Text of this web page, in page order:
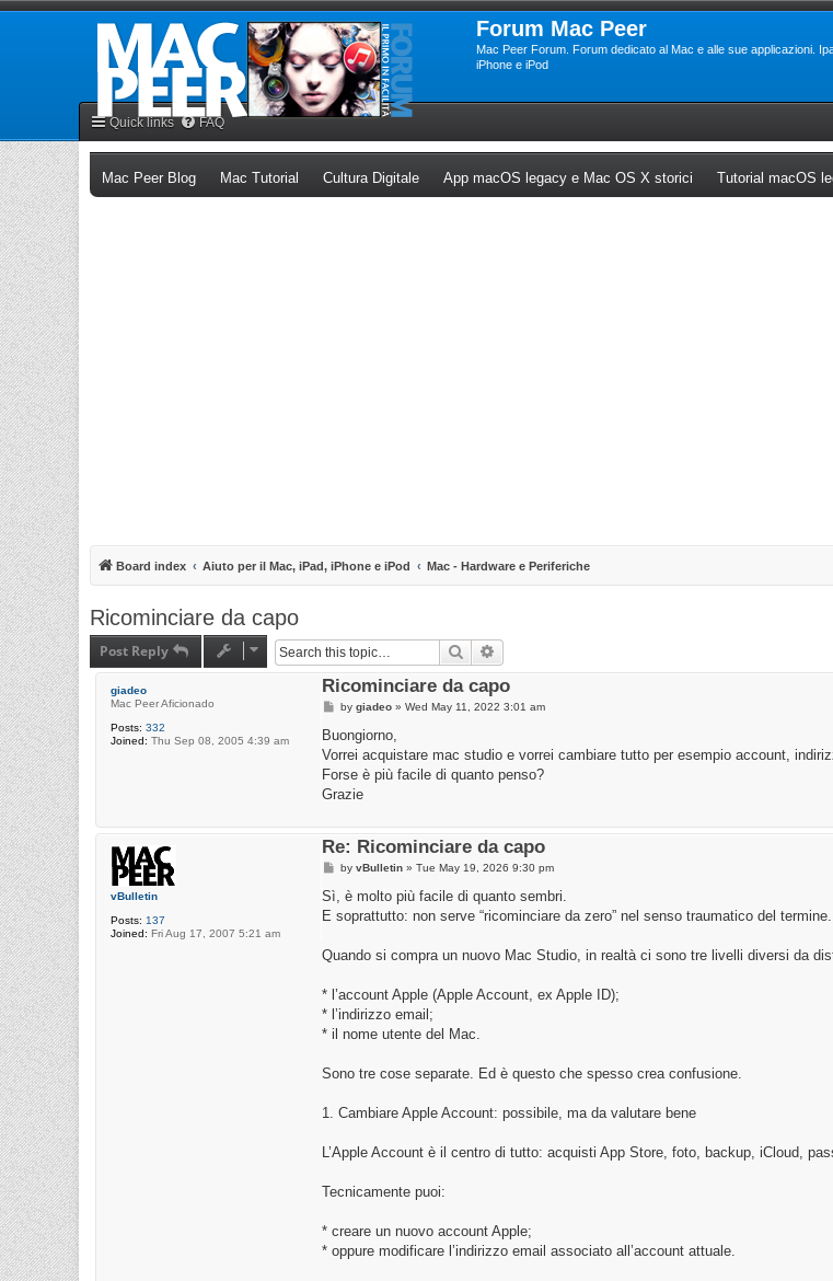
Forum Mac Peer
Mac Peer Forum. Forum dedicato al Mac e alle sue applicazioni.
iPhone e iPod
Quick links FAQ
Mac Peer Blog(Opens a new tab)
Mac Tutorial (Opens a new tab)
Cultura Digitale(Opens a new tab)
App macOS legacy e Mac OS X storici (Opens a new tab)
Tutorial macOS
Board index Aiuto per il Mac, iPad, iPhone e iPod Mac - Hardware e Periferiche
Ricominciare da capo
Post Reply Search
giadeo
Mac Peer Aficionado
Posts: 332
Joined: Thu Sep 08, 2005 4:39 am
Ricominciare da capo
P
s
by giadeo» Wed May 11, 2022 3:01 am
Buongiorno,
Vorrei acquistare mac studio e vorrei cambiare tutto per esempio account,
Forse è più facile di quanto penso?
Grazie
vBulletin
Posts: 137
Joined: Fri Aug 17, 2007 5:21 am
Re: Ricominciare da capo
P
t
by vBulletin» Tue May 19, 2026 9:30 pm
Sì, è molto più facile di quanto sembri.
E soprattutto: non serve “ricominciare da zero” nel senso traumatico del
Quando si compra un nuovo Mac Studio, in realtà ci sono tre livelli diversi da
* l’account Apple (Apple Account, ex Apple ID);
* l’indirizzo email;
* il nome utente del Mac.
Sono tre cose separate. Ed è questo che spesso crea confusione.
1. Cambiare Apple Account: possibile, ma da valutare bene
L’Apple Account è il centro di tutto: acquisti App Store, foto, backup, iCloud,
Tecnicamente puoi:
* creare un nuovo account Apple;
* oppure modificare l’indirizzo email associato all’account attuale.